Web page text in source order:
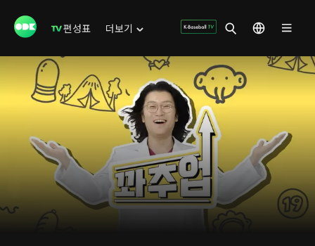
편성표 더보기